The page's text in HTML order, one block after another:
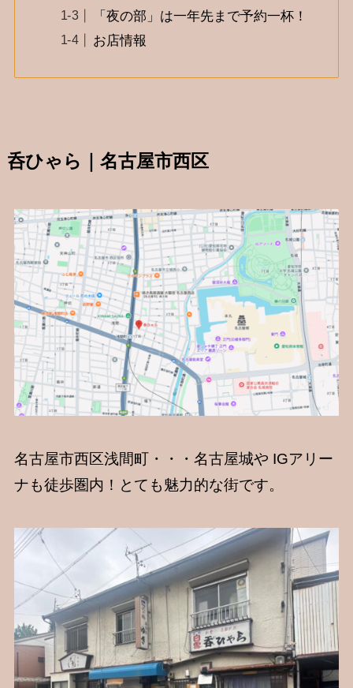
「夜の部」は一年先まで予約一杯！
お店情報
呑ひゃら｜名古屋市西区
名古屋市西区浅間町・・・名古屋城や IGアリー
ナも徒歩圏内！とても魅力的な街です。